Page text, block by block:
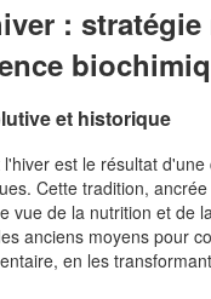
:
et historique
est le résultat
Cette tradition,
vue de la nutrition et de
anciens moyens pour
en les